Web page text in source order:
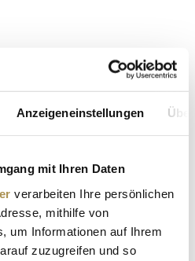
Anzeigeneinstellungen
mit Ihren Daten
verarbeiten Ihre persönlichen
mithilfe von
um Informationen auf Ihrem
zuzugreifen und so